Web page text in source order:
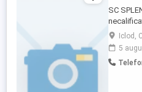
SC
legi ni
mail:,
Iclod,
5